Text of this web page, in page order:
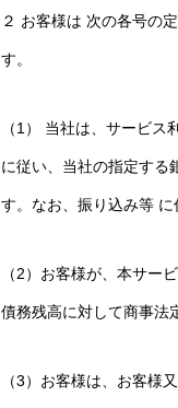
２ お客様は 次の各号の
す。
（1） 当社は、サービ
に従い、当社の指定する
す。なお、振り込み等 に
（2）お客様が、本サー
債務残高に対して商事法
（3）お客様は、お客様